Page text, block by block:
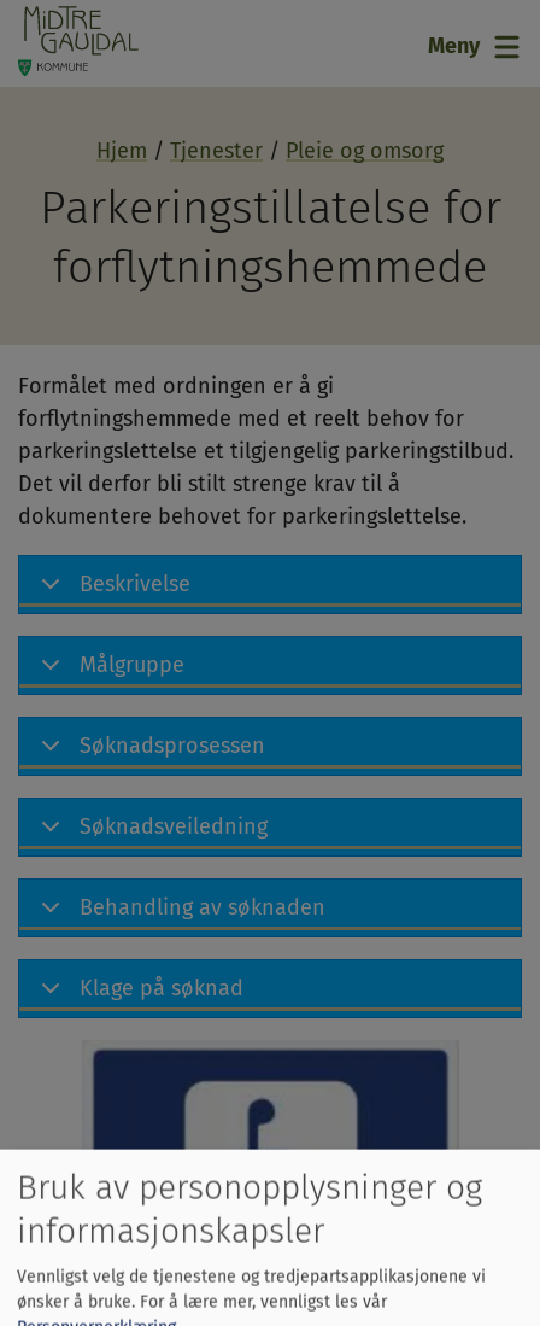
21 Meny
Hjem Tjenester Pleie og omsorg
Parkeringstillatelse for
forflytningshemmede
Formålet med ordningen er å gi
forflytningshemmede med et reelt behov for
parkeringslettelse et tilgjengelig parkeringstilbud.
Det vil derfor bli stilt strenge krav til å
dokumentere behovet for parkeringslettelse.
Beskrivelse
Målgruppe
Søknadsprosessen
Søknadsveiledning
Behandling av søknaden
Klage på søknad
Bruk av personopplysninger og
informasjonskapsler
Vennligst velg de tjenestene og tredjepartsapplikasjonene vi
ønsker å bruke. For å lære mer, vennligst les vår